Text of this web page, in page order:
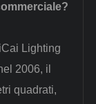
Lighting
2006, il
quadrati,